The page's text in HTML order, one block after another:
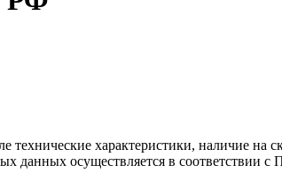
технические характеристики, наличие
данных осуществляется в соответствии